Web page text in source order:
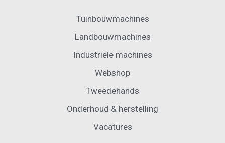
Tuinbouwmachines
Landbouwmachines
Industriele machines
Webshop
Tweedehands
Onderhoud & herstelling
Vacatures